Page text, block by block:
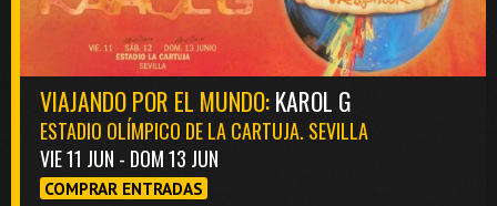
VIAJANDO POR EL MUNDO:KAROL G
ESTADIO OLÍMPICO DE LA CARTUJA. SEVILLA
VIE 11 JUN - DOM 13 JUN
COMPRAR ENTRADAS